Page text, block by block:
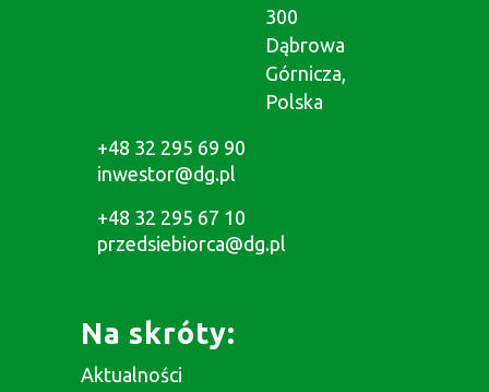
300
Dąbrowa
Górnicza,
Polska
+48 32 295 69 90
inwestor@dg.pl
+48 32 295 67 10
przedsiebiorca@dg.pl
Na skróty:
Aktualności